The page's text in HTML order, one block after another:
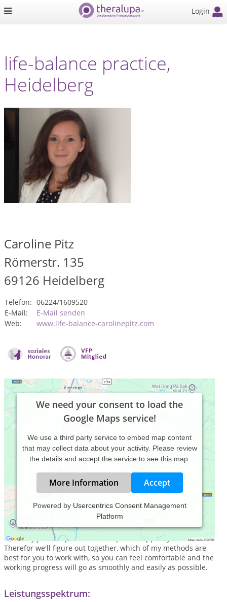
Login
life-balance practice,
Heidelberg
Caroline Pitz
Römerstr. 135
69126 Heidelberg
Telefon: 06224/1609520
E-Mail:
E-Mail senden
Web:
www.life-balance-carolinepitz.com
We need your consent to load the
Google Maps service!
We use a third party service to embed map content
that may collect data about your activity. Please review
the details and accept the service to see this map.
More Information Accept
Powered by Usercentrics Consent Management
Platform
If you decide to seek counselling or therapy, you've already
done one step in the rigth direction. Whatever your concern
is, it's my job and pleasure to help and support you with it.
Therefor we'll figure out together, which of my methods are
best for you to work with, so you can feel comfortable and the
working progress will go as smoothly and easily as possible.
Leistungsspektrum: